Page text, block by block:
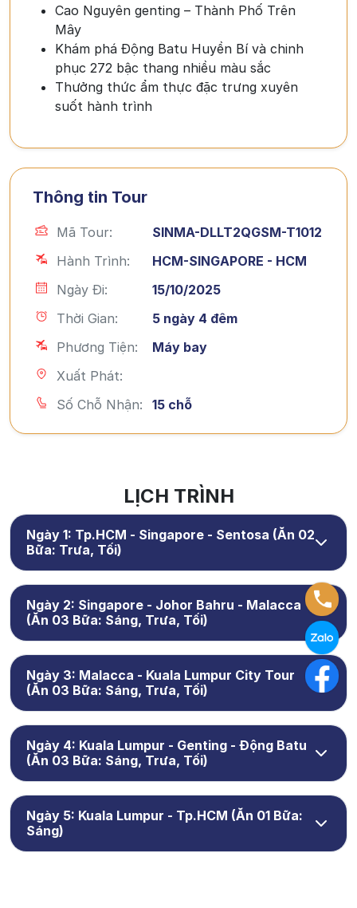
Cao Nguyên genting – Thành Phố Trên
Mây
Khám phá Động Batu Huyền Bí và chinh
phục 272 bậc thang nhiều màu sắc
Thưởng thức ẩm thực đặc trưng xuyên
suốt hành trình
Thông tin Tour
Mã Tour:
SINMA-DLLT2QGSM-T1012
Hành Trình:
HCM-SINGAPORE - HCM
Ngày Đi:
15/10/2025
Thời Gian:
5 ngày 4 đêm
Phương Tiện:
Máy bay
Xuất Phát:
Số Chỗ Nhận:
15 chỗ
LỊCH TRÌNH
Ngày 1: Tp.HCM - Singapore - Sentosa (Ăn 02
Bữa: Trưa, Tối)
Ngày 2: Singapore - Johor Bahru - Malacca
(Ăn 03 Bữa: Sáng, Trưa, Tối)
Ngày 3: Malacca - Kuala Lumpur City Tour
(Ăn 03 Bữa: Sáng, Trưa, Tối)
Ngày 4: Kuala Lumpur - Genting - Động Batu
(Ăn 03 Bữa: Sáng, Trưa, Tối)
Ngày 5: Kuala Lumpur - Tp.HCM (Ăn 01 Bữa:
Sáng)